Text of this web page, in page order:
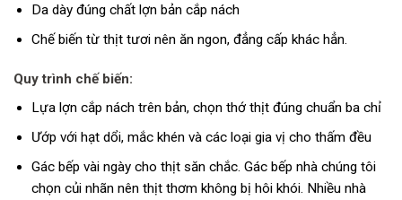
Da dày đúng chất lợn bản cắp nách
Chế biến từ thịt tươi nên ăn ngon, đẳng cấp khác hẳn.
Quy trình chế biến:
Lựa lợn cắp nách trên bản, chọn thớ thịt đúng chuẩn ba chỉ
Ướp với hạt dổi, mắc khén và các loại gia vị cho thấm đều
Gác bếp vài ngày cho thịt săn chắc. Gác bếp nhà chúng tôi
chọn củi nhãn nên thịt thơm không bị hôi khói. Nhiều nhà